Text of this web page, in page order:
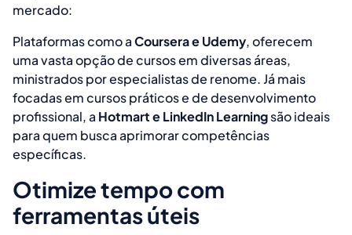
mercado:
Plataformas como aCoursera e Udemy, oferecem
uma vasta opção de cursos em diversas áreas,
ministrados por especialistas de renome. Já mais
focadas em cursos práticos e de desenvolvimento
profissional, a Hotmart e LinkedIn Learningsão ideais
para quem busca aprimorar competências
específicas.
Otimize tempo com
ferramentas úteis